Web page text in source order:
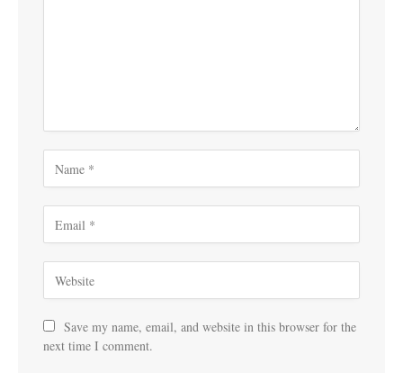
Save my name, email, and website in this browser for the
next time I comment.